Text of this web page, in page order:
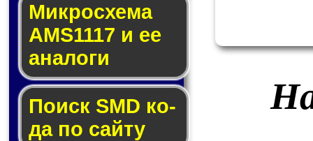
Микросхема
AMS1117 и ее
ана­ло­ги
Поиск SMD ко­
да по сай­ту